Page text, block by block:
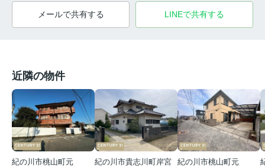
メールで共有する LINEで共有する
近隣の物件
紀の川市桃山町元
紀の川市貴志川町岸宮
紀の川市桃山町元